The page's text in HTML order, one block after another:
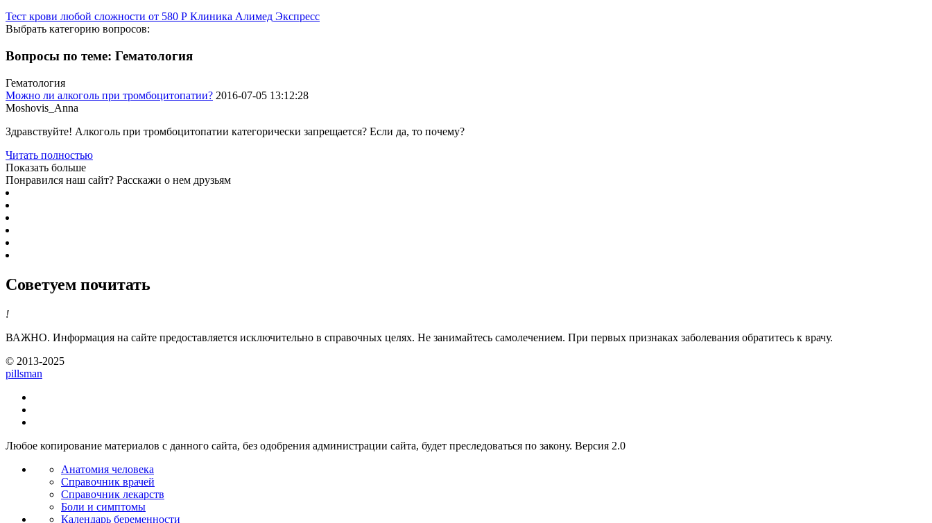
Тест крови любой сложности от 580 Р Клиника Алимед Экспресс
Выбрать категорию вопросов:
Вопросы по теме: Гематология
Гематология
Можно ли алкоголь при тромбоцитопатии? 2016-07-05 13:12:28
Moshovis_Anna
Здравствуйте! Алкоголь при тромбоцитопатии категорически запрещается? Если да, то почему?
Читать полностью
Показать больше
Понравился наш сайт? Расскажи о нем друзьям
Советуем почитать
!
ВАЖНО. Информация на сайте предоставляется исключительно в справочных целях. Не занимайтесь самолечением. При первых признаках заболевания обратитесь к врачу.
© 2013-2025
pillsman
Любое копирование материалов с данного сайта, без одобрения администрации сайта, будет преследоваться по закону. Версия 2.0
Анатомия человека
Справочник врачей
Справочник лекарств
Боли и симптомы
Календарь беременности